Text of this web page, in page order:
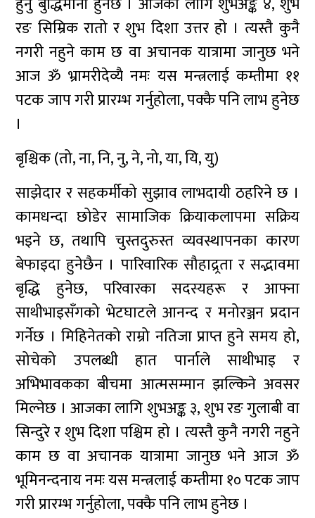
रङ सिम्रिक रातो र शुभ दिशा उत्तर हो । त्यस्तै कुनै
नगरी नहुने काम छ वा अचानक यात्रामा जानुछ भने
आज ॐ भ्रामरीदेव्यै नमः यस मन्त्रलाई कम्तीमा ११
पटक जाप गरी प्रारम्भ गर्नुहोला, पक्कै पनि लाभ हुनेछ
।
बृश्चिक (तो, ना, नि, नु, ने, नो, या, यि, यु)
साझेदार र सहकर्मीको सुझाव लाभदायी ठहरिने छ ।
कामधन्दा छोडेर सामाजिक क्रियाकलापमा सक्रिय
भइने छ, तथापि चुस्तदुरुस्त व्यवस्थापनका कारण
बेफाइदा हुनेछैन । पारिवारिक सौहाद्र्रता र सद्भावमा
बृद्धि हुनेछ, परिवारका सदस्यहरू र आफ्ना
साथीभाइसँगको भेटघाटले आनन्द र मनोरञ्जन प्रदान
गर्नेछ । मिहिनेतको राम्रो नतिजा प्राप्त हुने समय हो,
सोचेको उपलब्धी हात पार्नाले साथीभाइ र
अभिभावकका बीचमा आत्मसम्मान झल्किने अवसर
मिल्नेछ । आजका लागि शुभअङ्क ३, शुभ रङ गुलाबी वा
सिन्दुरे र शुभ दिशा पश्चिम हो । त्यस्तै कुनै नगरी नहुने
काम छ वा अचानक यात्रामा जानुछ भने आज ॐ
भूमिनन्दनाय नमः यस मन्त्रलाई कम्तीमा १० पटक जाप
गरी प्रारम्भ गर्नुहोला, पक्कै पनि लाभ हुनेछ ।